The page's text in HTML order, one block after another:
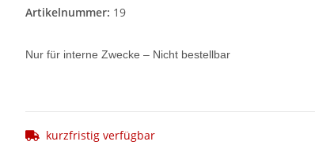
Artikelnummer: 19
Nur für interne Zwecke – Nicht bestellbar
kurzfristig verfügbar